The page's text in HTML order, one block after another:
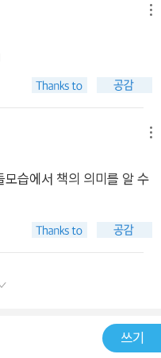
습에서 책의 의미를 알 수
쓰기